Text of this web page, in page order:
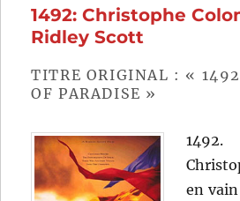
1492: Christophe
Ridley Scott
TITRE ORIGINAL : «
OF PARADISE »
en